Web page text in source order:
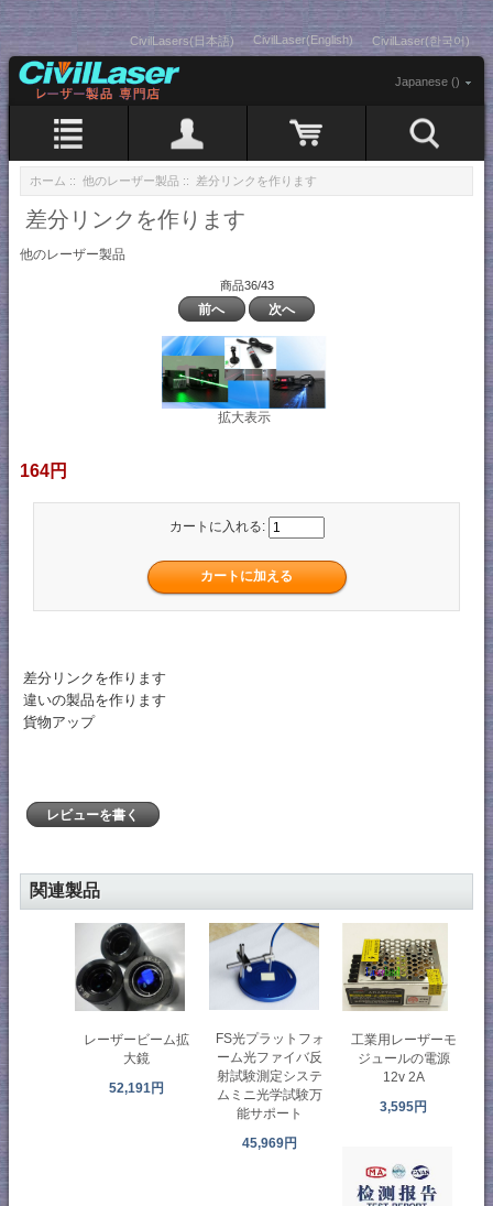
CivilLasers(日本語) CivilLaser(English) CivilLaser(한국어)
Japanese ()
ホーム :: 他のレーザー製品 :: 差分リンクを作ります
差分リンクを作ります
他のレーザー製品
商品36/43
前へ 次へ
拡大表示
164円
カートに入れる:
差分リンクを作ります
違いの製品を作ります
貨物アップ
レビューを書く
関連製品
レーザービーム拡
大鏡
52,191円
FS光プラットフォ
ーム光ファイバ反
射試験測定システ
ムミニ光学試験万
能サポート
45,969円
工業用レーザーモ
ジュールの電源
12v 2A
3,595円